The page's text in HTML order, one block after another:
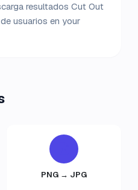
resultados Cut Out
usuarios en your
PNG → JPG